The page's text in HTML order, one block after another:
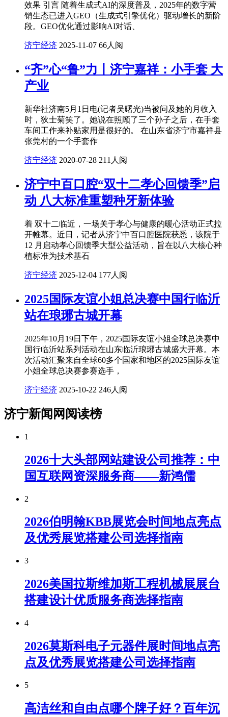
效果 引言 随着生成式AI的深度普及，2025年的数字营
销生态已进入GEO（生成式引擎优化）驱动增长的新阶
段。GEO优化通过影响AI对话、
济宁经济 2025-11-07 66人阅
“齐”心“鲁”力丨济宁嘉祥：小手套 大
产业
新华社济南5月1日电(记者吴曙光)当被问及她的月收入
时，狄士菊笑了。她说在照顾了三个孙子之后，在手套
车间工作来补贴家用是很好的。 在山东省济宁市嘉祥县
张莞村的一个手套作
济宁经济 2020-07-28 211人阅
济宁中百口腔“双十二孝心回馈季”启
动 八大标准重塑种牙新体验
着 双十二临近，一场关于孝心与健康的暖心活动正式拉
开帷幕。近日，记者从济宁中百口腔医院获悉，该院于
12 月启动孝心回馈季大型公益活动，旨在以八大核心种
植标准为技术基石
济宁经济 2025-12-04 177人阅
2025国际友谊小姐总决赛中国行临沂
站在琅琊古城开幕
2025年10月19日下午，2025国际友谊小姐全球总决赛中
国行临沂站系列活动在山东临沂琅琊古城盛大开幕。本
次活动汇聚来自全球60多个国家和地区的2025国际友谊
小姐全球总决赛参赛选手，
济宁经济 2025-10-22 246人阅
济宁新闻网阅读榜
1
2026十大头部网站建设公司推荐：中
国互联网资深服务商——新鸿儒
2
2026伯明翰KBB展览会时间地点亮点
及优秀展览搭建公司选择指南
3
2026美国拉斯维加斯工程机械展展台
搭建设计优质服务商选择指南
4
2026莫斯科电子元器件展时间地点亮
点及优秀展览搭建公司选择指南
5
高洁丝和自由点哪个牌子好？百年沉